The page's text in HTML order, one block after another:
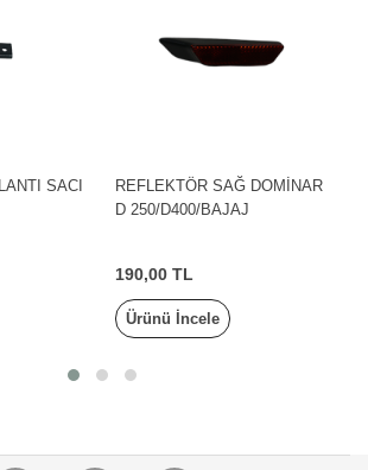
REFLEKTÖR SAĞ DOMİNAR
D 250/D400/BAJAJ
190,00 TL
Ürünü İncele